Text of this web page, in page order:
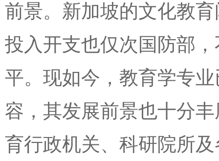
前景。新加坡的文化教
投入开支也仅次国防部
平。现如今，教育学专
容，其发展前景也十分
育行政机关、科研院所